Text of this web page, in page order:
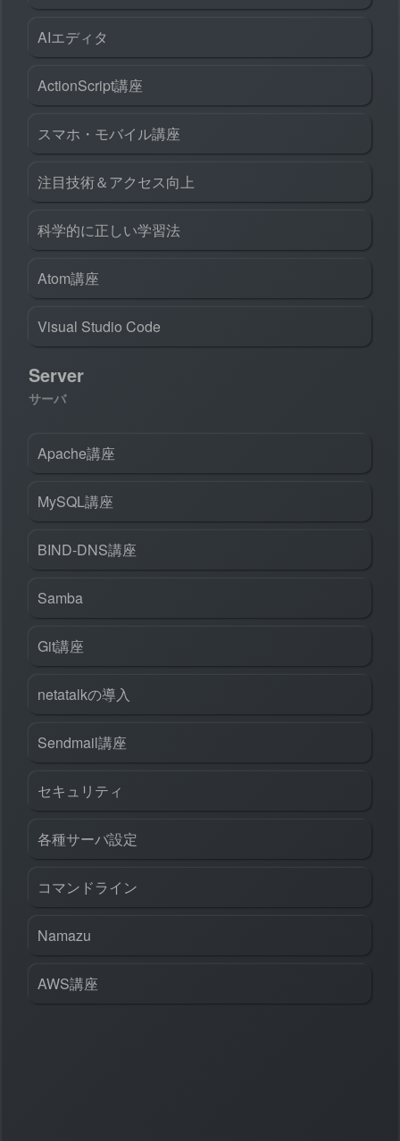
AIエディタ
ActionScript講座
スマホ・モバイル講座
注目技術＆アクセス向上
科学的に正しい学習法
Atom講座
Visual Studio Code
Server
サーバ
Apache講座
MySQL講座
BIND-DNS講座
Samba
Git講座
netatalkの導入
Sendmail講座
セキュリティ
各種サーバ設定
コマンドライン
Namazu
AWS講座